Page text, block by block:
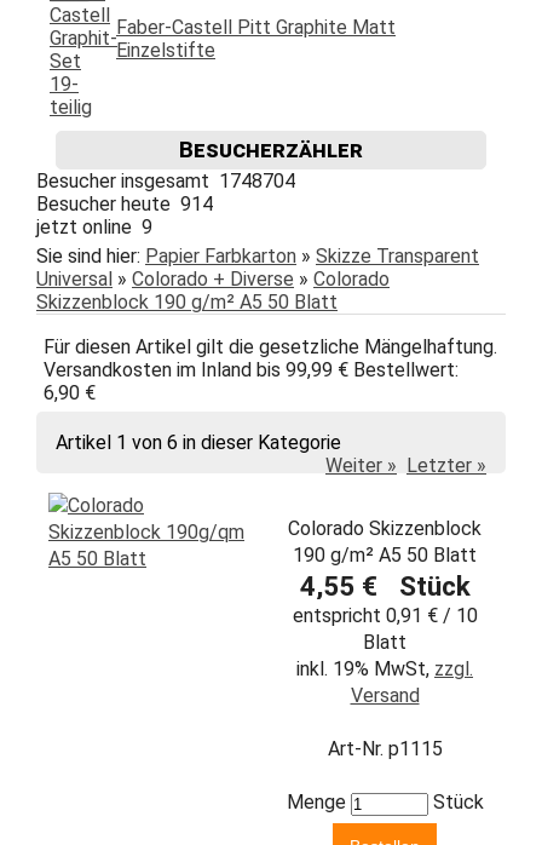
Faber-Castell Pitt Graphite Matt
Einzelstifte
Besucherzähler
Besucher insgesamt 1748704
Besucher heute 914
jetzt online 9
Sie sind hier: Papier Farbkarton » Skizze Transparent
Universal » Colorado + Diverse » Colorado
Skizzenblock 190 g/m² A5 50 Blatt
Für diesen Artikel gilt die gesetzliche Mängelhaftung.
Versandkosten im Inland bis 99,99 € Bestellwert:
6,90 €
Artikel 1 von 6 in dieser Kategorie
Weiter »
Letzter »
Colorado Skizzenblock
190 g/m² A5 50 Blatt
4,55 € Stück
entspricht 0,91 € / 10
Blatt
inkl. 19% MwSt, zzgl.
Versand
Art-Nr. p1115
Menge Stück